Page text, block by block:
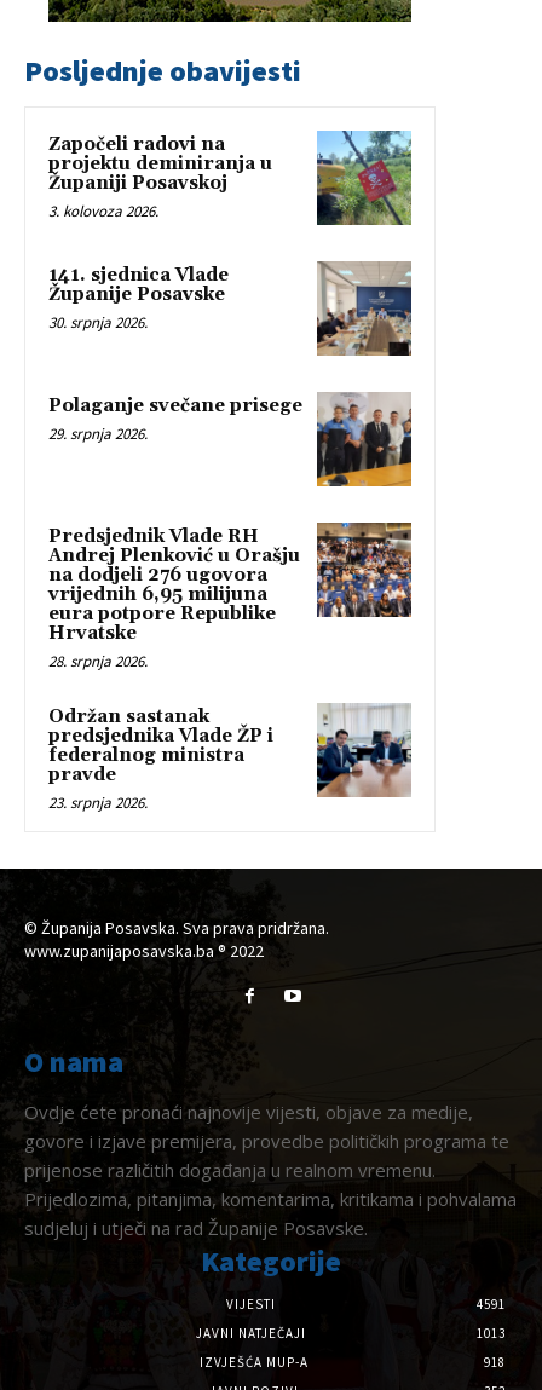
Posljednje obavijesti
Započeli radovi na
projektu deminiranja u
Županiji Posavskoj
3. kolovoza 2026.
141. sjednica Vlade
Županije Posavske
30. srpnja 2026.
Polaganje svečane prisege
29. srpnja 2026.
Predsjednik Vlade RH
Andrej Plenković u Orašju
na dodjeli 276 ugovora
vrijednih 6,95 milijuna
eura potpore Republike
Hrvatske
28. srpnja 2026.
Održan sastanak
predsjednika Vlade ŽP i
federalnog ministra
pravde
23. srpnja 2026.
© Županija Posavska. Sva prava pridržana.
www.zupanijaposavska.ba ® 2022
O nama
Ovdje ćete pronaći najnovije vijesti, objave za medije,
govore i izjave premijera, provedbe političkih programa te
prijenose različitih događanja u realnom vremenu.
Prijedlozima, pitanjima, komentarima, kritikama i pohvalama
sudjeluj i utječi na rad Županije Posavske.
Kategorije
VIJESTI
4591
JAVNI NATJEČAJI
1013
IZVJEŠĆA MUP-A
918